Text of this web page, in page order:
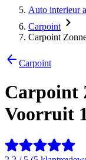
Auto interieur
Carpoint
Carpoint
Carpoint
Carpoint
Voorruit